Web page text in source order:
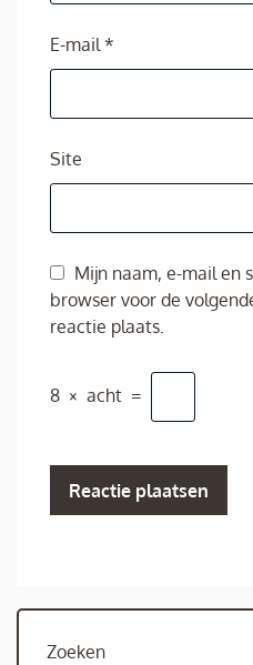
E-mail*
Site
Mijn naam, e-mail en
browser voor de
reactie plaats.
8 × acht =
Zoeken